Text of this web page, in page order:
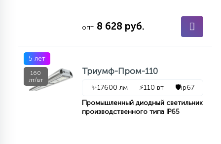
опт. 8 628 руб.
5 лет
160
лт/вт
Триумф-Пром-110
✨17600 лм ⚡110 вт 🛡️ip67
Промышленный диодный светильник
производственного типа IP65